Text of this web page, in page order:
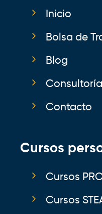
Inicio
Bolsa de
Blog
Contacto
Cursos
Cursos
Cursos